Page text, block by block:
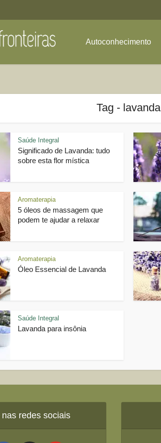
Autoconhecimento
Tag - lavanda
Saúde Integral
Significado de Lavanda: tudo
sobre esta flor mística
Aromaterapia
5 óleos de massagem que
podem te ajudar a relaxar
Aromaterapia
Óleo Essencial de Lavanda
Saúde Integral
Lavanda para insônia
redes sociais